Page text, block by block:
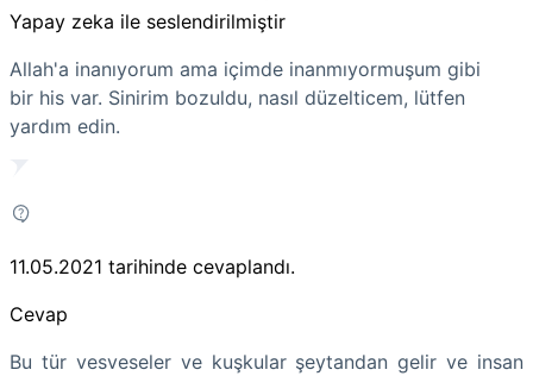
Yapay zeka ile seslendirilmiştir
Allah'a inanıyorum ama içimde inanmıyormuşum gibi
bir his var. Sinirim bozuldu, nasıl düzelticem, lütfen
yardım edin.
11.05.2021 tarihinde cevaplandı.
Cevap
Bu tür vesveseler ve kuşkular şeytandan gelir ve insan